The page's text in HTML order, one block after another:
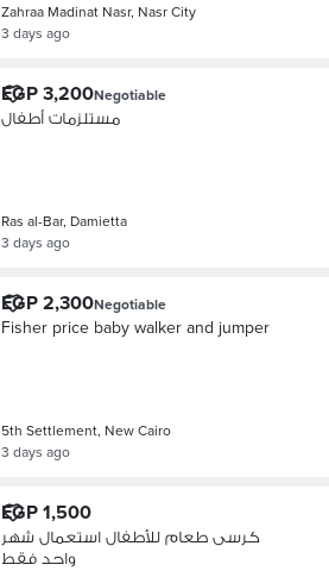
Zahraa Madinat Nasr, Nasr City
3 days ago
EGP 3,200Negotiable
مستلزمات أطفال
Ras al-Bar, Damietta
3 days ago
EGP 2,300Negotiable
Fisher price baby walker and jumper
5th Settlement, New Cairo
3 days ago
EGP 1,500
كرسى طعام للأطفال استعمال شهر
واحد فقط